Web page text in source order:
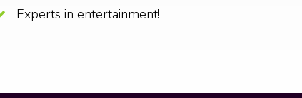
Experts in entertainment!